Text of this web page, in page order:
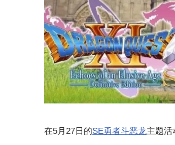
在5月27日的SE勇者斗恶龙主题活